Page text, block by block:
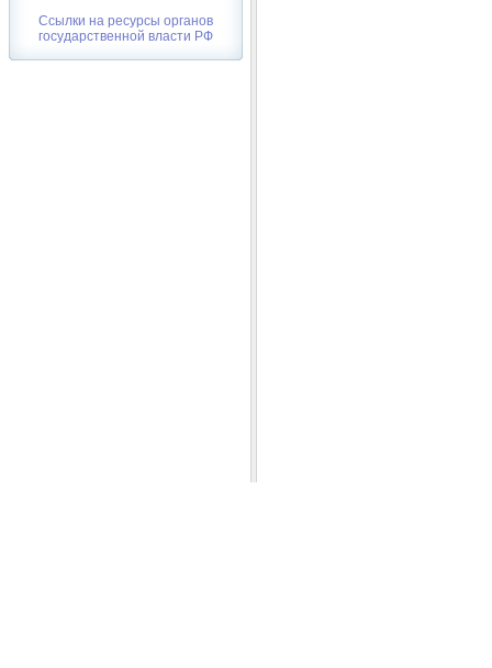
Ссылки на ресурсы органов
государственной власти РФ